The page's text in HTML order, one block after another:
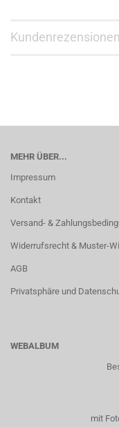
Kundenrezensionen
MEHR ÜBER...
Impressum
Kontakt
Versand- &
Widerrufsrecht & Muster-
AGB
Privatsphäre und
WEBALBUM
mit